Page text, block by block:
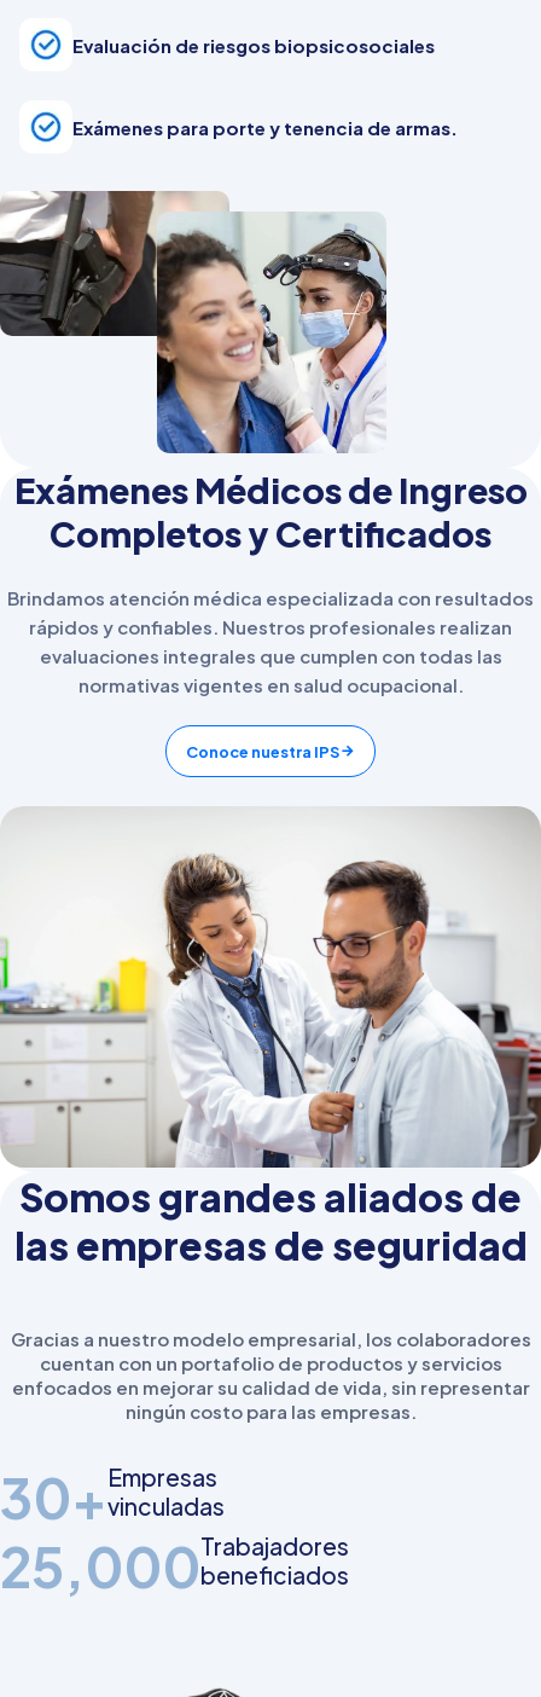
Evaluación de riesgos biopsicosociales
Exámenes para porte y tenencia de armas.
Exámenes Médicos de Ingreso
Completos y Certificados
Brindamos atención médica especializada con resultados
rápidos y confiables. Nuestros profesionales realizan
evaluaciones integrales que cumplen con todas las
normativas vigentes en salud ocupacional.
Conoce nuestra IPS
Somos grandes aliados de
las empresas de seguridad
Gracias a nuestro modelo empresarial, los colaboradores
cuentan con un portafolio de productos y servicios
enfocados en mejorar su calidad de vida, sin representar
ningún costo para las empresas.
30+ Empresas
vinculadas
25,000Trabajadores
beneficiados